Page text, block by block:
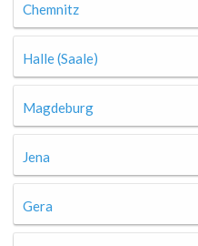
Chemnitz
Halle (Saale)
Magdeburg
Jena
Gera